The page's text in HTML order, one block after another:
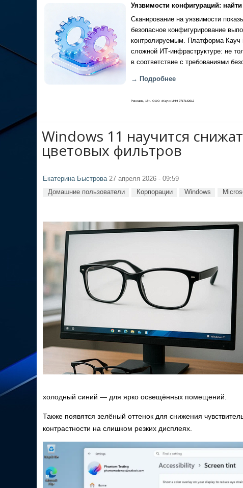
Уязвимости конфигураций:
Сканирование на уязвимости
безопасное конфигурирование
контролируемым. Платформа Кауч
сложной ИТ-инфраструктуре: не
в соответствие с требованиями
→ Подробнее
Реклама, 18+. ООО «Кауч» ИНН 9717142012
Windows 11 научится
цветовых фильтров
Екатерина Быстрова27 апреля 2026 - 09:59
Домашние пользователи Корпорации Windows
холодный синий — для ярко освещённых помещений.
Также появятся зелёный оттенок для снижения
контрастности на слишком резких дисплеях.